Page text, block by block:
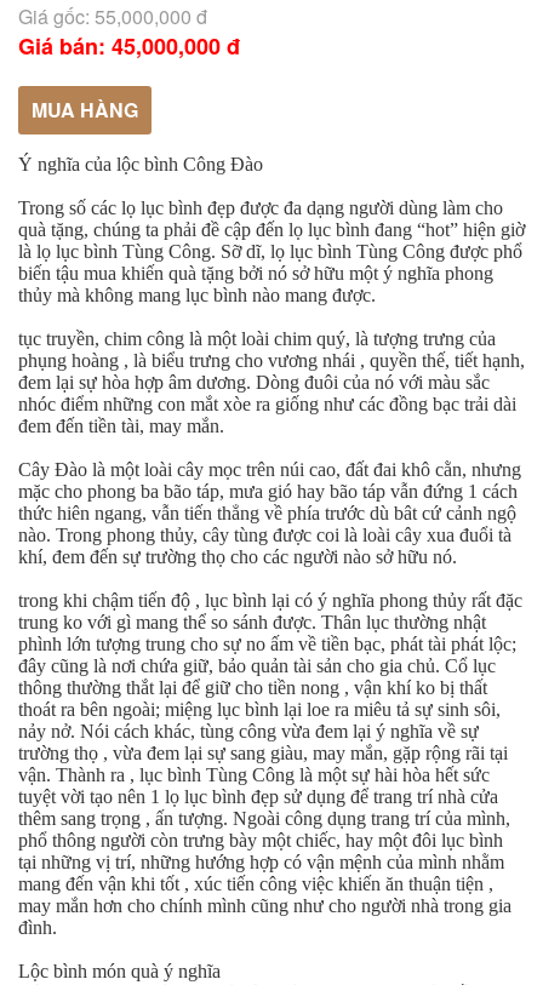
Giá gốc: 55,000,000 đ
Giá bán: 45,000,000 đ
MUA HÀNG
Ý nghĩa của lộc bình Công Đào
Trong số các lọ lục bình đẹp được đa dạng người dùng làm cho
quà tặng, chúng ta phải đề cập đến lọ lục bình đang “hot” hiện giờ
là lọ lục bình Tùng Công. Sỡ dĩ, lọ lục bình Tùng Công được phổ
biến tậu mua khiến quà tặng bởi nó sở hữu một ý nghĩa phong
thủy mà không mang lục bình nào mang được.
tục truyền, chim công là một loài chim quý, là tượng trưng của
phụng hoàng , là biểu trưng cho vương nhái , quyền thế, tiết hạnh,
đem lại sự hòa hợp âm dương. Dòng đuôi của nó với màu sắc
nhóc điểm những con mắt xòe ra giống như các đồng bạc trải dài
đem đến tiền tài, may mắn.
Cây Đào là một loài cây mọc trên núi cao, đất đai khô cằn, nhưng
mặc cho phong ba bão táp, mưa gió hay bão táp vẫn đứng 1 cách
thức hiên ngang, vẫn tiến thẳng về phía trước dù bât cứ cảnh ngộ
nào. Trong phong thủy, cây tùng được coi là loài cây xua đuổi tà
khí, đem đến sự trường thọ cho các người nào sở hữu nó.
trong khi chậm tiến độ , lục bình lại có ý nghĩa phong thủy rất đặc
trung ko với gì mang thể so sánh được. Thân lục thường nhật
phình lớn tượng trung cho sự no ấm về tiền bạc, phát tài phát lộc;
đây cũng là nơi chứa giữ, bảo quản tài sản cho gia chủ. Cổ lục
thông thường thắt lại để giữ cho tiền nong , vận khí ko bị thất
thoát ra bên ngoài; miệng lục bình lại loe ra miêu tả sự sinh sôi,
nảy nở. Nói cách khác, tùng công vừa đem lại ý nghĩa về sự
trường thọ , vừa đem lại sự sang giàu, may mắn, gặp rộng rãi tại
vận. Thành ra , lục bình Tùng Công là một sự hài hòa hết sức
tuyệt vời tạo nên 1 lọ lục bình đẹp sử dụng để trang trí nhà cửa
thêm sang trọng , ấn tượng. Ngoài công dụng trang trí của mình,
phổ thông người còn trưng bày một chiếc, hay một đôi lục bình
tại những vị trí, những hướng hợp có vận mệnh của mình nhằm
mang đến vận khi tốt , xúc tiến công việc khiến ăn thuận tiện ,
may mắn hơn cho chính mình cũng như cho người nhà trong gia
đình.
Lộc bình món quà ý nghĩa